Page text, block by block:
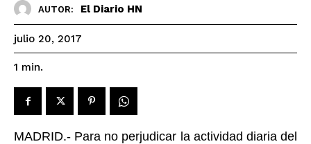
AUTOR: El Diario HN
julio 20, 2017
1 min.
MADRID.- Para no perjudicar la actividad diaria del